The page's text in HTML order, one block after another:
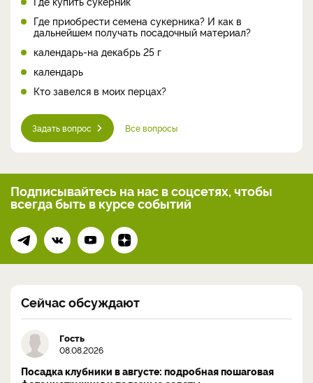
Где приобрести семена сукерника? И как в
дальнейшем получать посадочный материал?
календарь-на декабрь 25 г
календарь
Кто завелся в моих перцах?
Задать вопрос Все вопросы
Подписывайтесь на нас в соцсетях, чтобы
всегдабыть в курсе событий
Сейчас обсуждают
Гость
08.08.2026
Посадка клубники в августе: подробная пошаговая